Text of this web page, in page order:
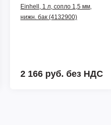
Einhell, 1 л, сопло 1,5 мм,
нижн. бак (4132900)
2 166 руб. без НДС